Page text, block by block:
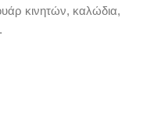
κινητών, καλώδια,